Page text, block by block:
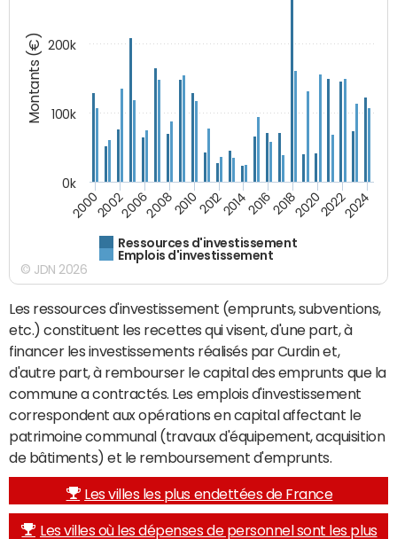
Montants (€)
Ressources d'investissement
Emplois d'investissement
200020022006200820102012201420162018202020222024
0k
100k
200k
© JDN 2026
Les ressources d'investissement (emprunts, subventions,
etc.) constituent les recettes qui visent, d'une part, à
financer les investissements réalisés par Curdin et,
d'autre part, à rembourser le capital des emprunts que la
commune a contractés. Les emplois d'investissement
correspondent aux opérations en capital affectant le
patrimoine communal (travaux d'équipement, acquisition
de bâtiments) et le remboursement d'emprunts.
Les villes les plus endettées de France
Les villes où les dépenses de personnel sont les plus